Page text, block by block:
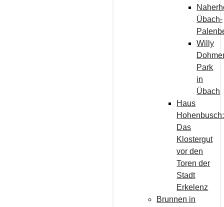
Übach-
Willy
Park
in
Übach
Haus
Hohenbusch:
Das
Klostergut
vor den
Toren der
Stadt
Erkelenz
Brunnen in